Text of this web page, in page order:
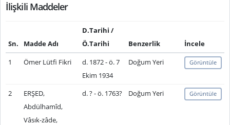
İlişkili Maddeler
Sn. Madde Adı
D.Tarihi /
Ö.Tarihi
Benzerlik
İncele
1
Ömer Lütfi Fikri
d. 1872 - ö. 7
Ekim 1934
Doğum Yeri Görüntüle
2
ERŞED,
Abdülhamîd,
Vâsık-zâde,
d. ? - ö. 1763? Doğum Yeri Görüntüle